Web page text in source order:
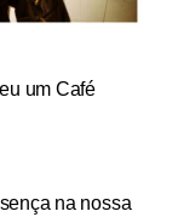
um Café
na nossa